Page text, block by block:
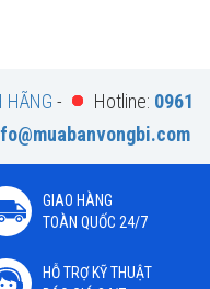
HÃNG - Hotline: 0961
GIAO HÀNG
TOÀN QUỐC 24/7
HỖ TRỢ KỸ THUẬT